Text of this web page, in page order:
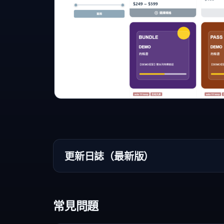
更新日誌（最新版）
常見問題